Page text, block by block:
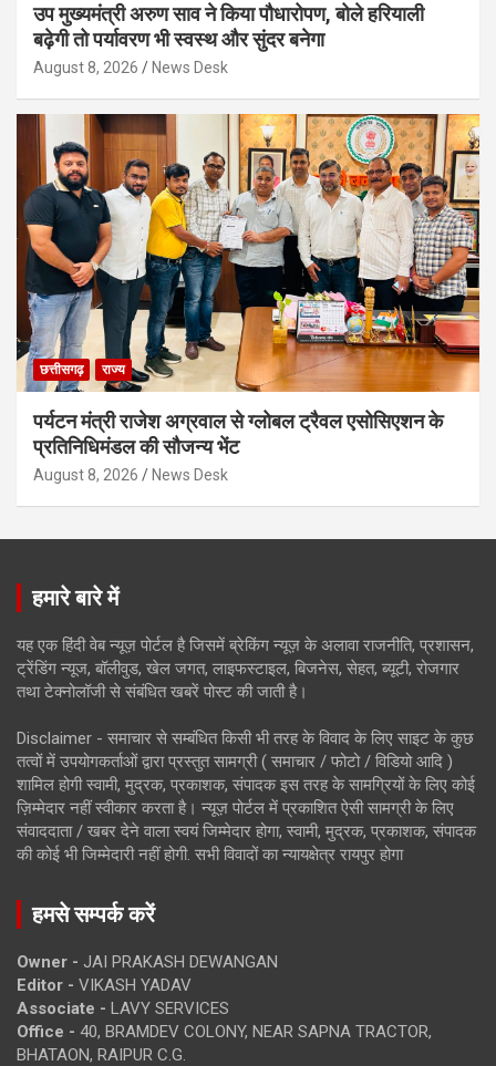
उप मुख्यमंत्री अरुण साव ने किया पौधारोपण, बोले हरियाली
बढ़ेगी तो पर्यावरण भी स्वस्थ और सुंदर बनेगा
August 8, 2026 News Desk
छत्तीसगढ़ राज्य
पर्यटन मंत्री राजेश अग्रवाल से ग्लोबल ट्रैवल एसोसिएशन के
प्रतिनिधिमंडल की सौजन्य भेंट
August 8, 2026 News Desk
हमारे बारे में
यह एक हिंदी वेब न्यूज़ पोर्टल है जिसमें ब्रेकिंग न्यूज़ के अलावा राजनीति, प्रशासन,
ट्रेंडिंग न्यूज, बॉलीवुड, खेल जगत, लाइफस्टाइल, बिजनेस, सेहत, ब्यूटी, रोजगार
तथा टेक्नोलॉजी से संबंधित खबरें पोस्ट की जाती है।
Disclaimer - समाचार से सम्बंधित किसी भी तरह के विवाद के लिए साइट के कुछ
तत्वों में उपयोगकर्ताओं द्वारा प्रस्तुत सामग्री ( समाचार / फोटो / विडियो आदि )
शामिल होगी स्वामी, मुद्रक, प्रकाशक, संपादक इस तरह के सामग्रियों के लिए कोई
ज़िम्मेदार नहीं स्वीकार करता है। न्यूज़ पोर्टल में प्रकाशित ऐसी सामग्री के लिए
संवाददाता / खबर देने वाला स्वयं जिम्मेदार होगा, स्वामी, मुद्रक, प्रकाशक, संपादक
की कोई भी जिम्मेदारी नहीं होगी. सभी विवादों का न्यायक्षेत्र रायपुर होगा
हमसे सम्पर्क करें
Owner - JAI PRAKASH DEWANGAN
Editor - VIKASH YADAV
Associate - LAVY SERVICES
Office - 40, BRAMDEV COLONY, NEAR SAPNA TRACTOR,
BHATAON, RAIPUR C.G.